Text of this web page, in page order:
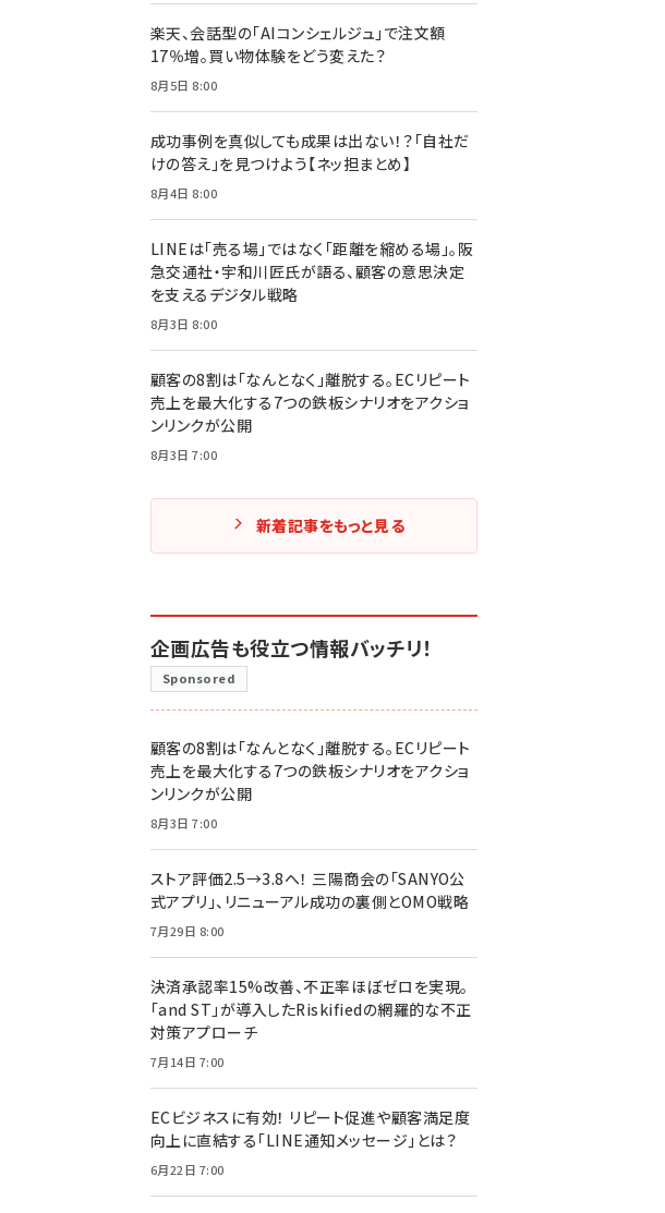
楽天、会話型の「AIコンシェルジュ」で注文額
17％増。買い物体験をどう変えた？
8月5日 8:00
成功事例を真似しても成果は出ない！？「自社だ
けの答え」を見つけよう【ネッ担まとめ】
8月4日 8:00
LINEは「売る場」ではなく「距離を縮める場」。阪
急交通社・宇和川匠氏が語る、顧客の意思決定
を支えるデジタル戦略
8月3日 8:00
顧客の8割は「なんとなく」離脱する。ECリピート
売上を最大化する7つの鉄板シナリオをアクショ
ンリンクが公開
8月3日 7:00
新着記事をもっと見る
企画広告も役立つ情報バッチリ！
Sponsored
顧客の8割は「なんとなく」離脱する。ECリピート
売上を最大化する7つの鉄板シナリオをアクショ
ンリンクが公開
8月3日 7:00
ストア評価2.5→3.8へ！ 三陽商会の「SANYO公
式アプリ」、リニューアル成功の裏側とOMO戦略
7月29日 8:00
決済承認率15%改善、不正率ほぼゼロを実現。
「and ST」が導入したRiskifiedの網羅的な不正
対策アプローチ
7月14日 7:00
ECビジネスに有効！ リピート促進や顧客満足度
向上に直結する「LINE通知メッセージ」とは？
6月22日 7:00